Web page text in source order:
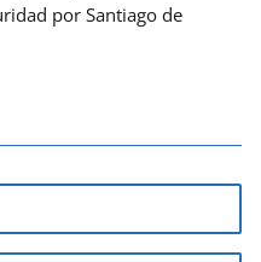
por Santiago de